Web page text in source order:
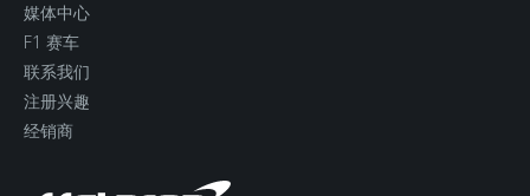
媒体中心
F1 赛车
联系我们
注册兴趣
经销商